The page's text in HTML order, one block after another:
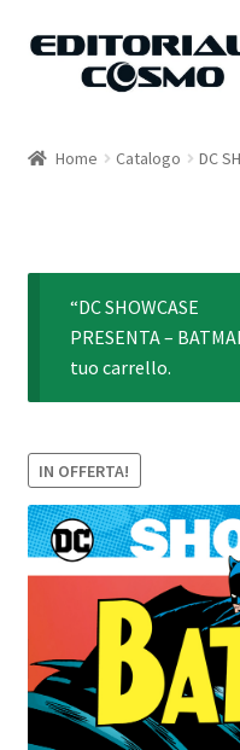
Vai
Vai
Il mio account
Home Catalogo DC
“DC SHOWCASE
PRESENTA –
tuo carrello.
IN OFFERTA!